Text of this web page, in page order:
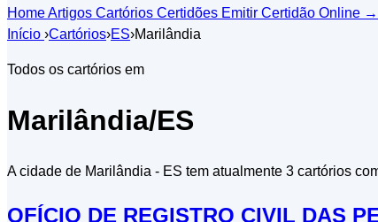
HomeArtigos Cartórios Certidões Emitir Certidão Online →
Início ›Cartórios›ES›Marilândia
Todos os cartórios em
Marilândia/ES
A cidade de Marilândia - ES tem atualmente 3 cartórios
OFÍCIO DE REGISTRO CIVIL DAS